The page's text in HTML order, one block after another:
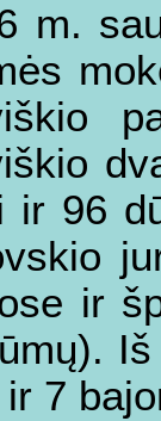
m.
ir 96
ir
7